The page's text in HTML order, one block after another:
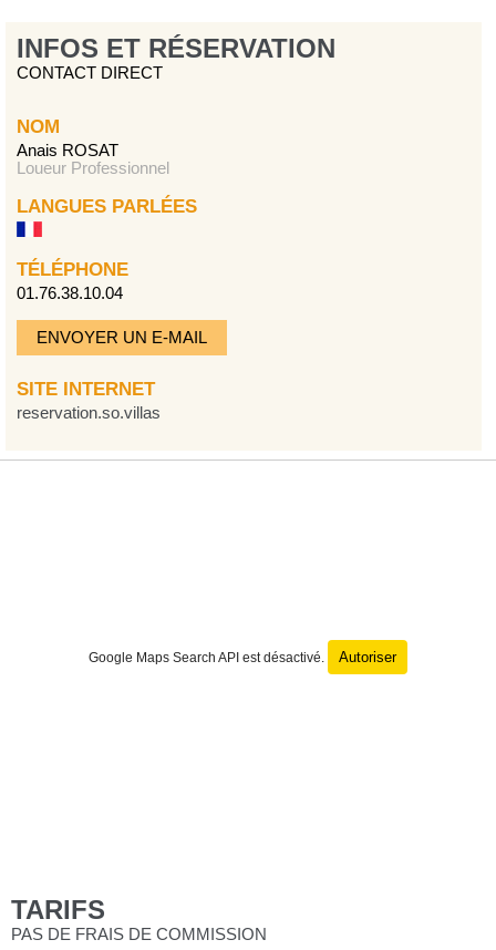
INFOS ET RÉSERVATION
CONTACT DIRECT
NOM
Anais ROSAT
Loueur Professionnel
LANGUES PARLÉES
TÉLÉPHONE
01.76.38.10.04
ENVOYER UN E-MAIL
SITE INTERNET
reservation.so.villas
Google Maps Search API est désactivé. Autoriser
TARIFS
PAS DE FRAIS DE COMMISSION